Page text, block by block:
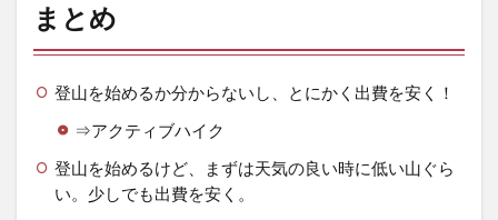
まとめ
登山を始めるか分からないし、とにかく出費を安く！
⇒アクティブハイク
登山を始めるけど、まずは天気の良い時に低い山ぐら
い。少しでも出費を安く。